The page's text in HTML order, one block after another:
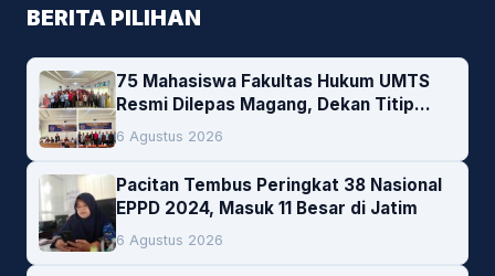
BERITA PILIHAN
75 Mahasiswa Fakultas Hukum UMTS
Resmi Dilepas Magang, Dekan Titip
Empat Pesan Penting
6 Agustus 2026
Pacitan Tembus Peringkat 38 Nasional
EPPD 2024, Masuk 11 Besar di Jatim
6 Agustus 2026